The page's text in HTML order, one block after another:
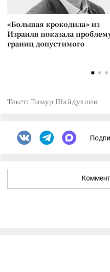
«Большая крокодила» из
Израиля показала
границ допустимого
Текст: Тимур Шайдуллин